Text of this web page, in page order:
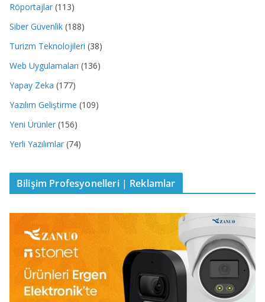
Röportajlar (113)
Siber Güvenlik (188)
Turizm Teknolojileri (38)
Web Uygulamaları (136)
Yapay Zeka (177)
Yazılım Geliştirme (109)
Yeni Ürünler (156)
Yerli Yazılımlar (74)
Bilişim Profesyonelleri | Reklamlar